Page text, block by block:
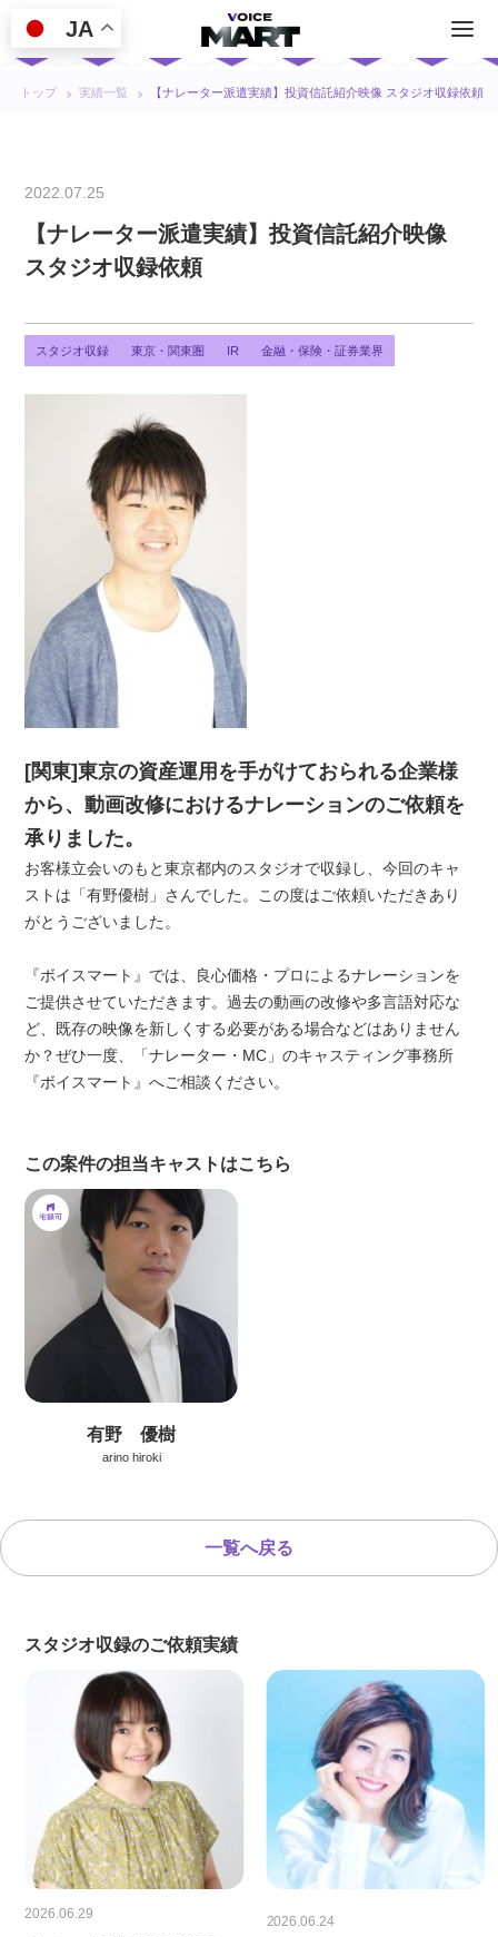
トップ 実績一覧 【ナレーター派遣実績】投資信託紹介映像 スタジオ収録依頼
2022.07.25
【ナレーター派遣実績】投資信託紹介映像
スタジオ収録依頼
スタジオ収録 東京・関東圏 IR 金融・保険・証券業界
[関東]東京の資産運用を手がけておられる企業様
から、動画改修におけるナレーションのご依頼を
承りました。
お客様立会いのもと東京都内のスタジオで収録し、今回のキャ
ストは「有野優樹」さんでした。この度はご依頼いただきあり
がとうございました。
『ボイスマート』では、良心価格・プロによるナレーションを
ご提供させていただきます。過去の動画の改修や多言語対応な
ど、既存の映像を新しくする必要がある場合などはありません
か？ぜひ一度、「ナレーター・MC」のキャスティング事務所
『ボイスマート』へご相談ください。
この案件の担当キャストはこちら
有野 優樹
arino hiroki
一覧へ戻る
スタジオ収録のご依頼実績
2026.06.29 2026.06.24
JA